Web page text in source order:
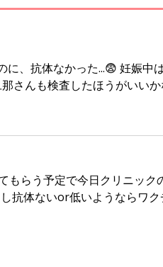
u
、抗体なかった...😨 妊娠中
さんも検査したほうがいいか
もらう予定で今日クリニック
抗体ないor低いようならワ